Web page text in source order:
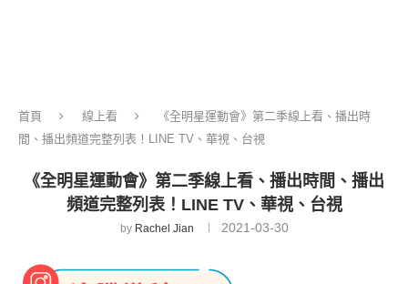
首頁 線上看
《全明星運動會》第二季線上看、播出時
間、播出頻道完整列表！LINE TV、華視、台視
《全明星運動會》第二季線上看、播出時間、播出
頻道完整列表！LINE TV、華視、台視
by Rachel Jian 2021-03-30